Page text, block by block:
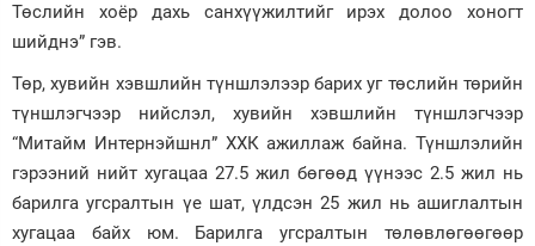
Төслийн хоёр дахь санхүүжилтийг ирэх долоо хоногт
шийднэ” гэв.
Төр, хувийн хэвшлийн түншлэлээр барих уг төслийн төрийн
түншлэгчээр нийслэл, хувийн хэвшлийн түншлэгчээр
“Митайм Интернэйшнл” ХХК ажиллаж байна. Түншлэлийн
гэрээний нийт хугацаа 27.5 жил бөгөөд үүнээс 2.5 жил нь
барилга угсралтын үе шат, үлдсэн 25 жил нь ашиглалтын
хугацаа байх юм. Барилга угсралтын төлөвлөгөөгөөр